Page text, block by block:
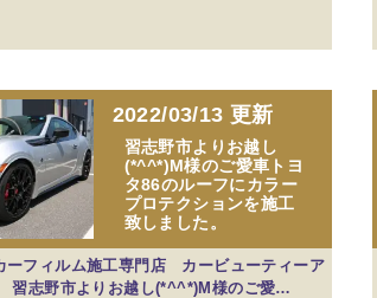
2022/03/13 更新
習志野市よりお越し
(*^^*)M様のご愛車トヨ
タ86のルーフにカラー
プロテクションを施工
致しました。
ーフィルム施工専門店 カービューティーア
習志野市よりお越し(*^^*)M様のご愛…